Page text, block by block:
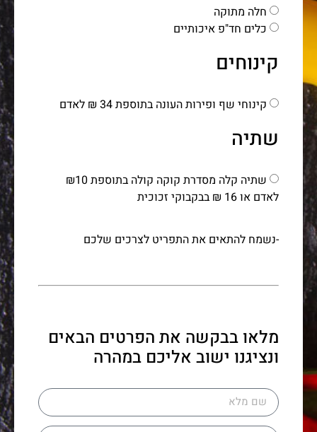
חלה מתוקה
כלים חד"פ איכותיים
קינוחים
קינוחי שף ופירות העונה בתוספת 34 ₪ לאדם
שתיה
שתיה קלה מסדרת קוקה קולה בתוספת ₪10
לאדם או 16 ₪ בבקבוקי זכוכית
-נשמח להתאים את התפריט לצרכים שלכם
מלאו בבקשה את הפרטים הבאים
ונציגנו ישוב אליכם במהרה